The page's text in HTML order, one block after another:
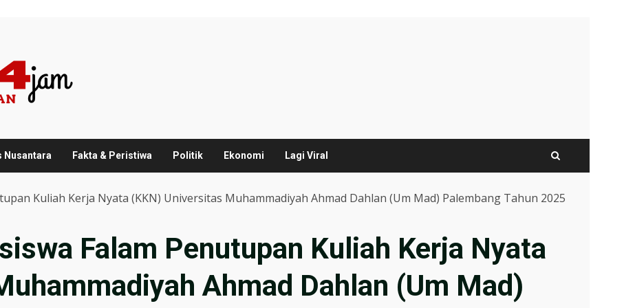
Nusantara Fakta & Peristiwa Politik Ekonomi Lagi Viral
Kuliah Kerja Nyata (KKN) Universitas Muhammadiyah Ahmad Dahlan (Um Mad) Palembang Tahun 2025
Falam Penutupan Kuliah Kerja Nyata
Ahmad Dahlan (Um Mad)